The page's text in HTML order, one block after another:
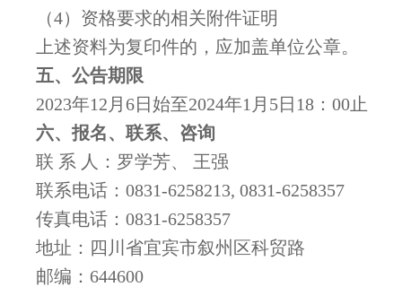
（4）资格要求的相关附件证明
上述资料为复印件的，应加盖单位公章。
五、公告期限
2023年12月6日始至2024年1月5日18：00止
六、报名、联系、咨询
联 系 人：罗学芳、 王强
联系电话：0831-6258213, 0831-6258357
传真电话：0831-6258357
地址：四川省宜宾市叙州区科贸路
邮编：644600